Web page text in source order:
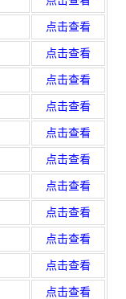
点击查看
点击查看
点击查看
点击查看
点击查看
点击查看
点击查看
点击查看
点击查看
点击查看
点击查看